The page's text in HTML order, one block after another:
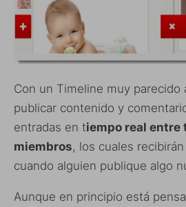
Con un Timeline muy parecido
publicar contenido y
entradas en tiempo real entre
miembros, los cuales
cuando alguien publique algo
Aunque en principio está